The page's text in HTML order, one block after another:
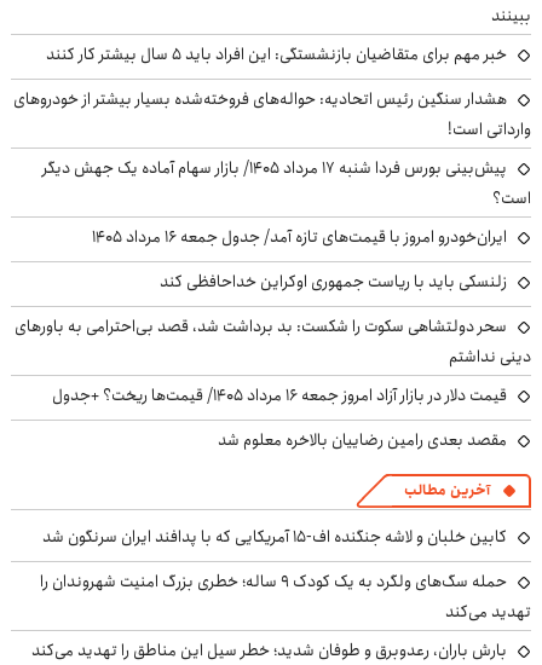
ببینند
خبر مهم برای متقاضیان بازنشستگی: این افراد باید ۵ سال بیشتر کار کنند
هشدار سنگین رئیس اتحادیه: حواله‌های فروخته‌شده بسیار بیشتر از خودروهای
وارداتی است!
پیش‌بینی بورس فردا شنبه ۱۷ مرداد ۱۴۰۵/ بازار سهام آماده یک جهش دیگر
است؟
ایران‌خودرو امروز با قیمت‌های تازه آمد/ جدول جمعه ۱۶ مرداد ۱۴۰۵
زلنسکی باید با ریاست جمهوری اوکراین خداحافظی کند
سحر دولتشاهی سکوت را شکست: بد برداشت شد، قصد بی‌احترامی به باورهای
دینی نداشتم
قیمت دلار در بازار آزاد امروز جمعه ۱۶ مرداد ۱۴۰۵/ قیمت‌ها ریخت؟ +جدول
مقصد بعدی رامین رضاییان بالاخره معلوم شد
آخرین مطالب
کابین خلبان و لاشه جنگنده اف-۱۵ آمریکایی که با پدافند ایران سرنگون شد
حمله سگ‌های ولگرد به یک کودک ۹ ساله؛ خطری بزرگ امنیت شهروندان را
تهدید می‌کند
بارش باران، رعدوبرق و طوفان شدید؛ خطر سیل این مناطق را تهدید می‌کند